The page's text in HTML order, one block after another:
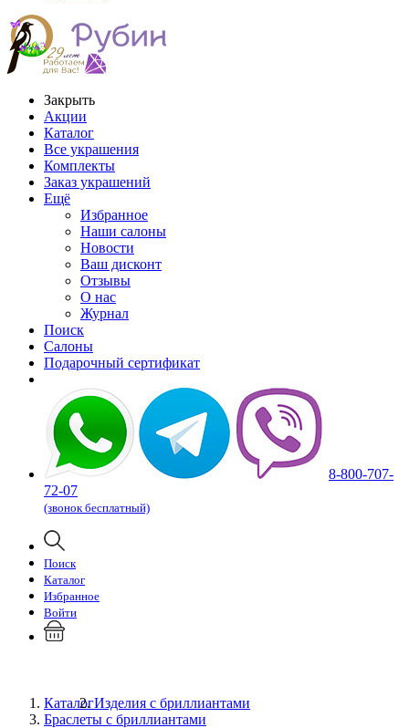
Закрыть
Акции
Каталог
Все украшения
Комплекты
Заказ украшений
Ещё
Избранное
Наши салоны
Новости
Ваш дисконт
Отзывы
О нас
Журнал
Поиск
Салоны
Подарочный сертификат
8-800-707-
72-07
(звонок бесплатный)
Поиск
Каталог
Избранное
Войти
КаталогИзделия с бриллиантами
Браслеты с бриллиантами